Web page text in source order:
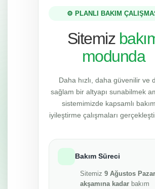
⚙️ PLANLI BAKIM
Sitemiz
modunda
Daha hızlı, daha güvenilir ve
sağlam bir altyapı sunabilmek
sistemimizde kapsamlı
iyileştirme çalışmaları
Bakım Süreci
Sitemiz 9 Ağustos Pazar
akşamına kadar bakım